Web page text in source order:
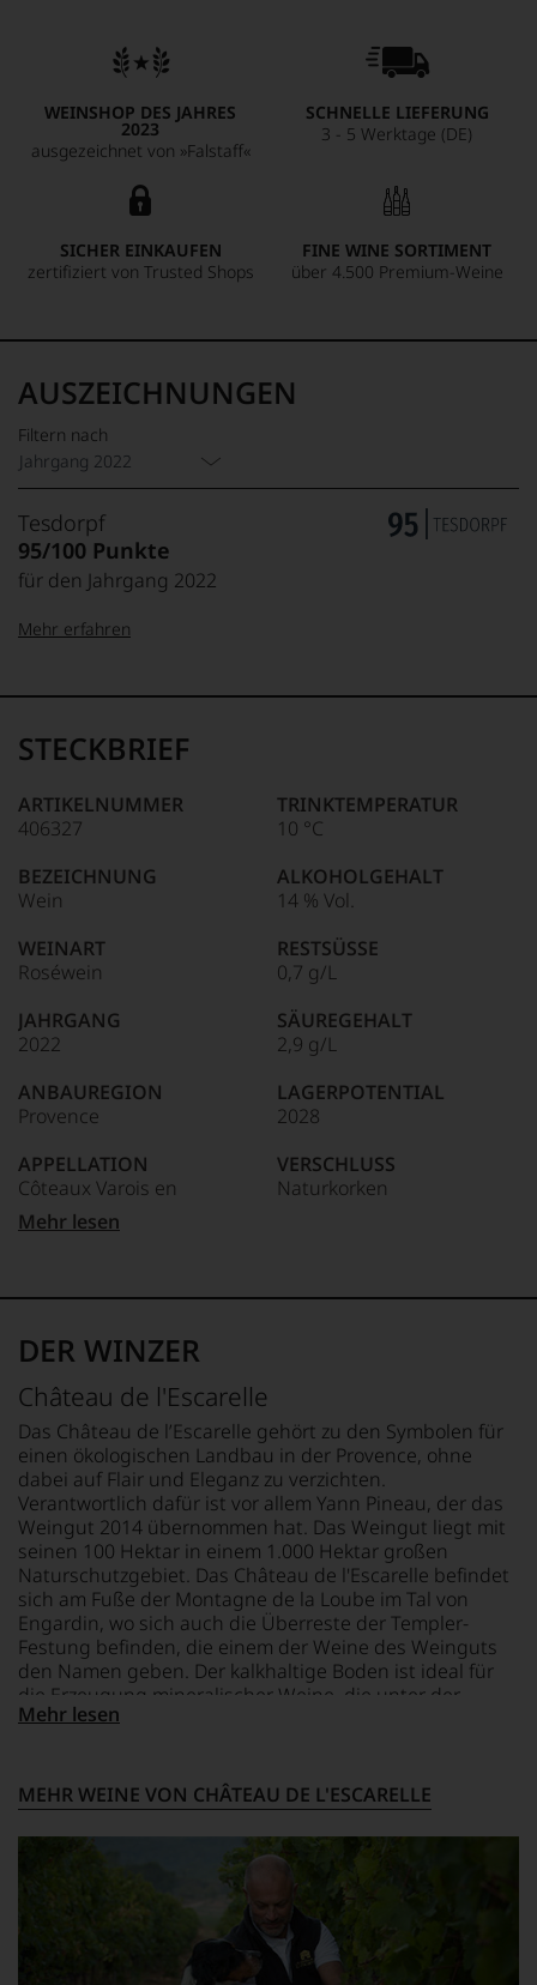
WEINSHOP DES JAHRES
2023
ausgezeichnet von »Falstaff«
SCHNELLE LIEFERUNG
3 - 5 Werktage (DE)
SICHER EINKAUFEN
zertifiziert von Trusted Shops
FINE WINE SORTIMENT
über 4.500 Premium-Weine
AUSZEICHNUNGEN
Filtern nach
Jahrgang 2022
Tesdorpf
95/100 Punkte
für den Jahrgang 2022
95–98 Punkte:
90–94 Punkte:
Unter 85 Punkte:
Name
Tesdorpf
für
»Fine
für
die
edlen
Weine
der
Welt,
kaum
ein
Das
dokumentieren
auch
und
gerade
mit
Medaillen
Weinjournalisten
Fachpublikationen
unseren
Aussendungen
oder
in
unserem
Webshop,
um
zu
unterstreichen,
auf
welch
hohem
Niveau
bewegt.
mehr.
Mehr erfahren
STECKBRIEF
ARTIKELNUMMER
406327
BEZEICHNUNG
Wein
WEINART
Roséwein
JAHRGANG
2022
ANBAUREGION
Provence
APPELLATION
Côteaux Varois en
Provence
Protégée
REBSORTEN
30% Grenache
BIO KENNZEICHNUNG
HÄNDLER
DE-ÖKO-006
BIO KENNZEICHNUNG
PRODUKT
FR-BIO-16
TRINKTEMPERATUR
10 °C
ALKOHOLGEHALT
14 % Vol.
RESTSÜSSE
0,7 g/L
SÄUREGEHALT
2,9 g/L
LAGERPOTENTIAL
2028
VERSCHLUSS
Naturkorken
HERSTELLER /
LAND
Frankreich
FLASCHENGRÖSSE
0,75 L
GESCHMACK
halbtrocken
Mehr lesen
DER WINZER
Château de l'Escarelle
Das Château de l’Escarelle gehört zu den Symbolen für
einen ökologischen Landbau in der Provence, ohne
dabei auf Flair und Eleganz zu verzichten.
Verantwortlich dafür ist vor allem Yann Pineau, der das
Weingut 2014 übernommen hat. Das Weingut liegt mit
seinen 100 Hektar in einem 1.000 Hektar großen
Naturschutzgebiet. Das Château de l'Escarelle befindet
sich am Fuße der Montagne de la Loube im Tal von
Engardin, wo sich auch die Überreste der Templer-
Festung befinden, die einem der Weine des Weinguts
den Namen geben. Der kalkhaltige Boden ist ideal für
die Erzeugung mineralischer Weine, die unter der
Leitung des Önologen Patrick Lobier zu den besten der
Mehr lesen
MEHR WEINE VON CHÂTEAU DE L'ESCARELLE